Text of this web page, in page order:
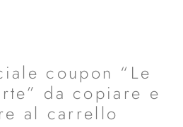
GRATUITA
coupon “Le
da copiare e
al carrello